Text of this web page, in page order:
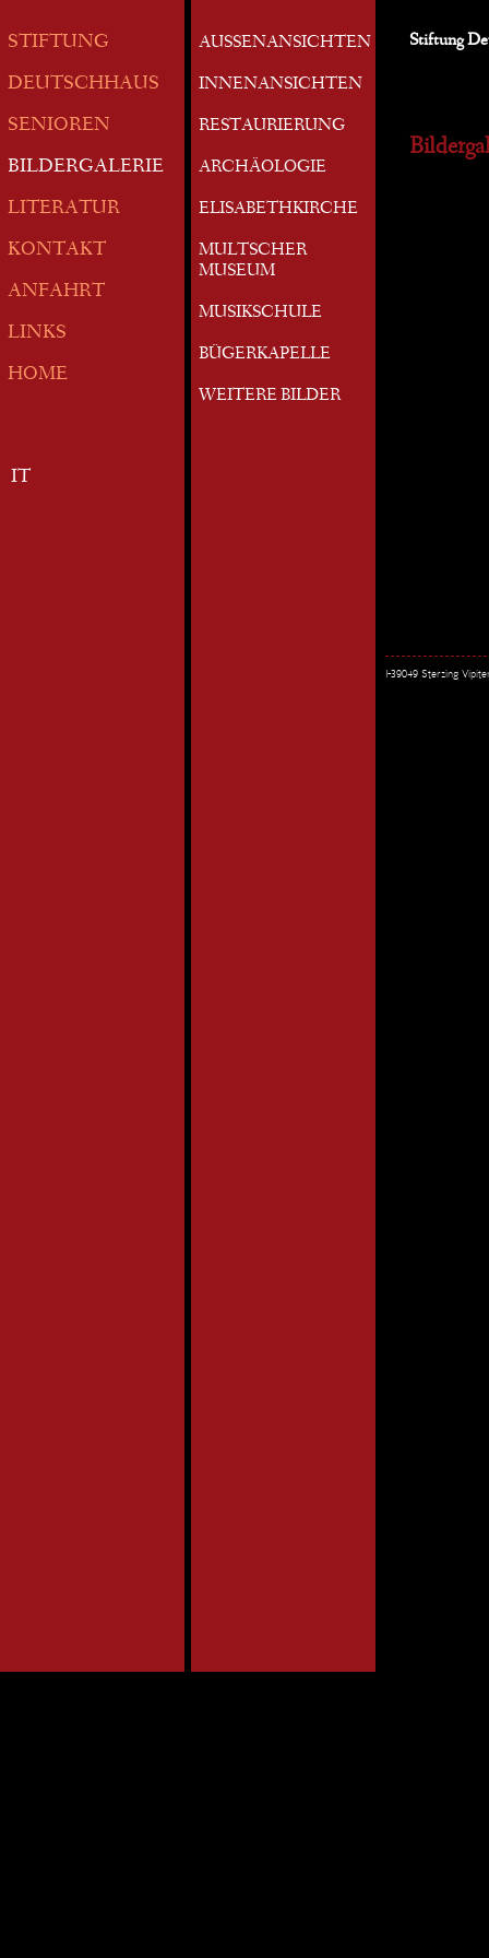
STIFTUNG
DEUTSCHHAUS
SENIOREN
BILDERGALERIE
LITERATUR
KONTAKT
ANFAHRT
LINKS
HOME
IT
AUSSENANSICHTEN
INNENANSICHTEN
RESTAURIERUNG
ARCHÄOLOGIE
ELISABETHKIRCHE
MULTSCHER
MUSEUM
MUSIKSCHULE
BÜGERKAPELLE
WEITERE BILDER
Stiftung
I-39049 Sterzing